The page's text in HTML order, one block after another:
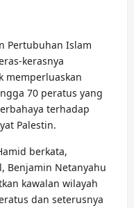
Pertubuhan Islam
kerasnya
memperluaskan
70 peratus yang
terhadap
Palestin.
berkata,
Benjamin Netanyahu
kawalan wilayah
dan seterusnya